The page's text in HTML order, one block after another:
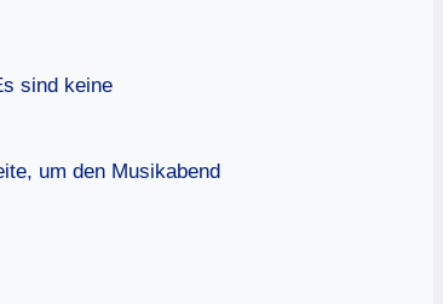
sind keine
um den Musikabend